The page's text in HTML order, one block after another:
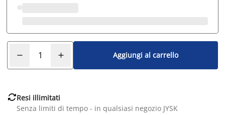
Aggiungi al carrello
Resi illimitati
Senza limiti di tempo - in qualsiasi negozio JYSK